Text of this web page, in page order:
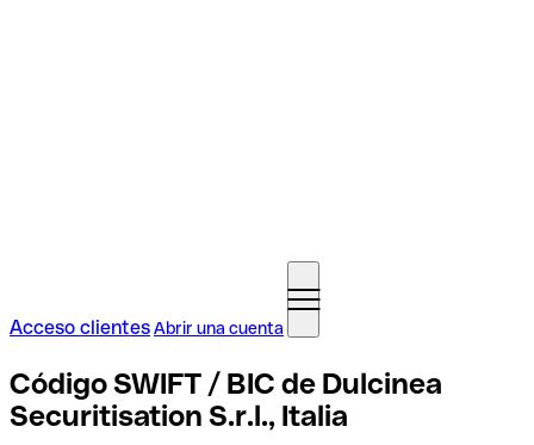
Acceso clientesAbrir una cuenta
Código SWIFT / BIC de Dulcinea
Securitisation S.r.l., Italia